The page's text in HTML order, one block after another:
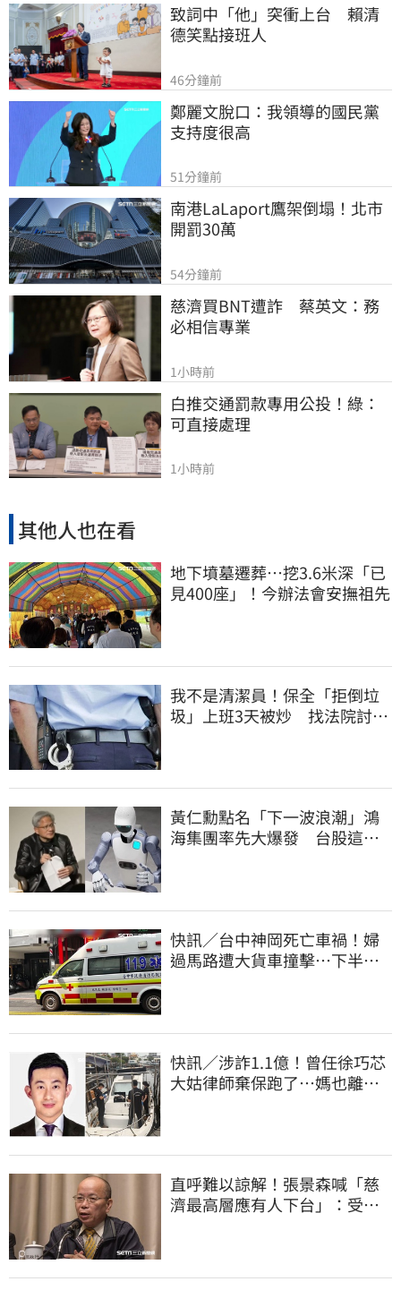
致詞中「他」突衝上台　賴清
德笑點接班人
46分鐘前
鄭麗文脫口：我領導的國民黨
支持度很高
51分鐘前
南港LaLaport鷹架倒塌！北市
開罰30萬
54分鐘前
慈濟買BNT遭詐　蔡英文：務
必相信專業
1小時前
白推交通罰款專用公投！綠：
可直接處理
1小時前
其他人也在看
地下墳墓遷葬…挖3.6米深「已
見400座」！今辦法會安撫祖先
我不是清潔員！保全「拒倒垃
圾」上班3天被炒 找法院討公
黃仁勳點名「下一波浪潮」鴻
海集團率先大爆發 台股這族
快訊／台中神岡死亡車禍！婦
過馬路遭大貨車撞擊…下半身
快訊／涉詐1.1億！曾任徐巧芯
大姑律師棄保跑了…媽也離
直呼難以諒解！張景森喊「慈
濟最高層應有人下台」：受害